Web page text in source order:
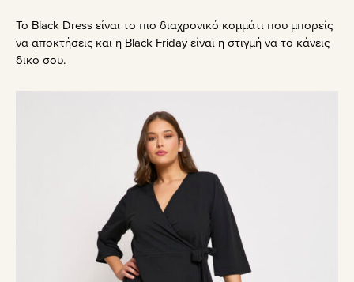
Το Black Dress είναι το πιο διαχρονικό κομμάτι που μπορείς
να αποκτήσεις και η Black Friday είναι η στιγμή να το κάνεις
δικό σου.